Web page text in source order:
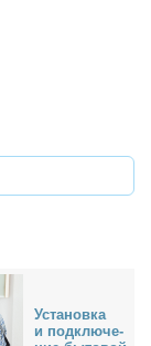
Уста­нов­ка
и под­клю­че­